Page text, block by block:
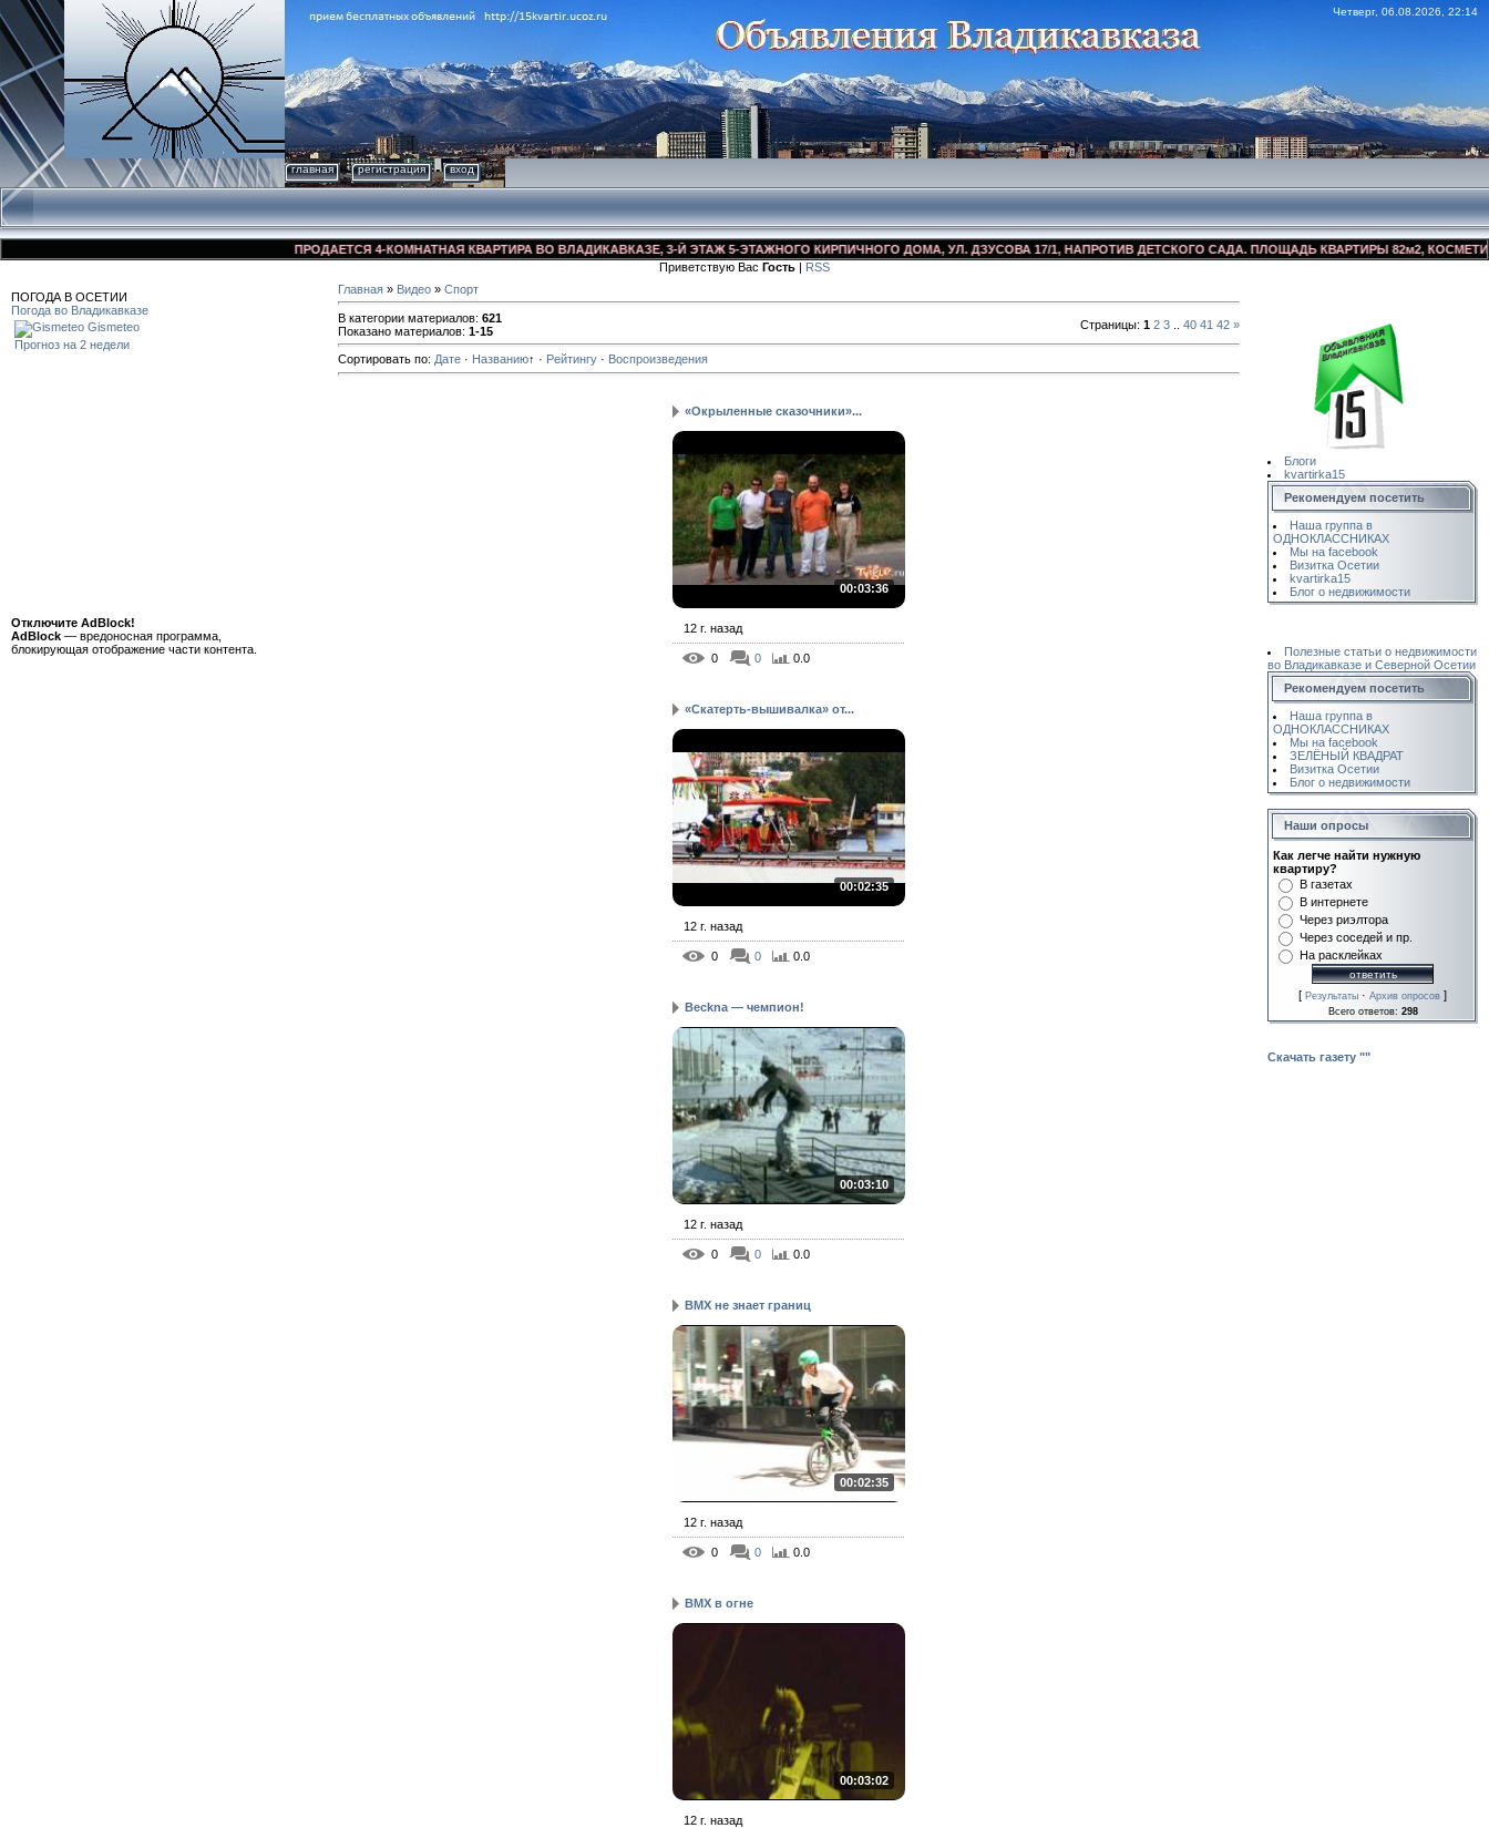
Четверг, 06.08.2026, 22:14
главная регистрация вход
ПРОДАЕТСЯ 4-КОМНАТНАЯ КВАРТИРА ВО ВЛАДИКАВКАЗЕ, 3-Й ЭТАЖ 5-ЭТАЖНОГО КИРПИЧНОГО ДОМА, УЛ. ДЗУСОВА 17/1, НАПРОТИВ ДЕТСКОГО САДА. ПЛОЩАДЬ КВАРТИРЫ 82м2, КОСМЕТИЧЕСКИЙ
Приветствую Вас Гость | RSS
ПОГОДА В ОСЕТИИ
Погода во Владикавказе
Gismeteo
Прогноз на 2 недели
Отключите AdBlock!
AdBlock — вредоносная программа,
блокирующая отображение части контента.
Главная » Видео » Спорт
В категории материалов: 621
Показано материалов: 1-15 Страницы: 1 2 3 40 41 42 »
Сортировать по: Дате · Названию↑ · Рейтингу · Воспроизведения
«Окрыленные сказочники»...
00:03:36
12 г. назад
0 0 0.0
«Скатерть-вышивалка» от...
00:02:35
12 г. назад
0 0 0.0
Beckna — чемпион!
00:03:10
12 г. назад
0 0 0.0
BMX не знает границ
00:02:35
12 г. назад
0 0 0.0
BMX в огне
00:03:02
12 г. назад
Блоги
kvartirka15
Рекомендуем посетить
Наша группа в
ОДНОКЛАССНИКАХ
Мы на facebook
Визитка Осетии
kvartirka15
Блог о недвижимости
Полезные статьи о недвижимости
во Владикавказе и Северной Осетии
Рекомендуем посетить
Наша группа в
ОДНОКЛАССНИКАХ
Мы на facebook
ЗЕЛЁНЫЙ КВАДРАТ
Визитка Осетии
Блог о недвижимости
Наши опросы
Как легче найти нужную
квартиру?
В газетах
В интернете
Через риэлтора
Через соседей и пр.
На расклейках
[ Результаты · Архив опросов ]
Всего ответов: 298
Скачать газету ""